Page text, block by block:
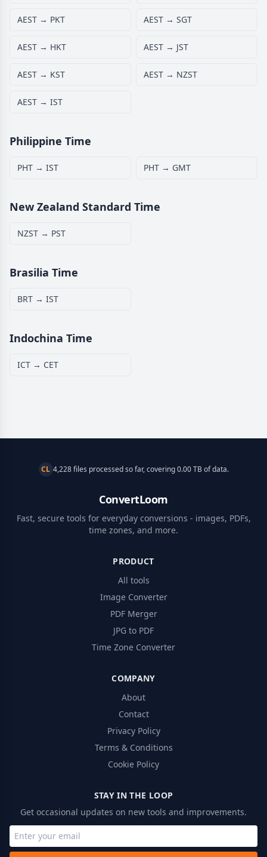
AEST → PKT AEST → SGT
AEST → HKT AEST → JST
AEST → KST AEST → NZST
AEST → IST
Philippine Time
PHT → IST PHT → GMT
New Zealand Standard Time
NZST → PST
Brasilia Time
BRT → IST
Indochina Time
ICT → CET
CL 4,228 files processed so far, covering 0.00 TB of data.
ConvertLoom
Fast, secure tools for everyday conversions - images, PDFs,
time zones, and more.
PRODUCT
All tools
Image Converter
PDF Merger
JPG to PDF
Time Zone Converter
COMPANY
About
Contact
Privacy Policy
Terms & Conditions
Cookie Policy
STAY IN THE LOOP
Get occasional updates on new tools and improvements.